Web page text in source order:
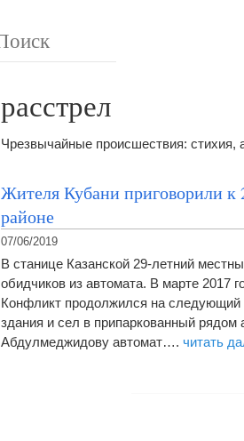
расстрел
Чрезвычайные происшествия: стихия,
Жителя Кубани приговорили к
районе
07/06/2019
В станице Казанской 29-летний
обидчиков из автомата. В марте 2017
Конфликт продолжился на
здания и сел в припаркованный
Абдулмеджидову автомат…. читать